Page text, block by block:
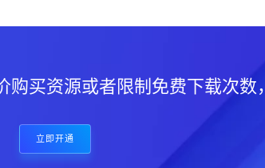
买资源或者限制免费下载次
立即开通